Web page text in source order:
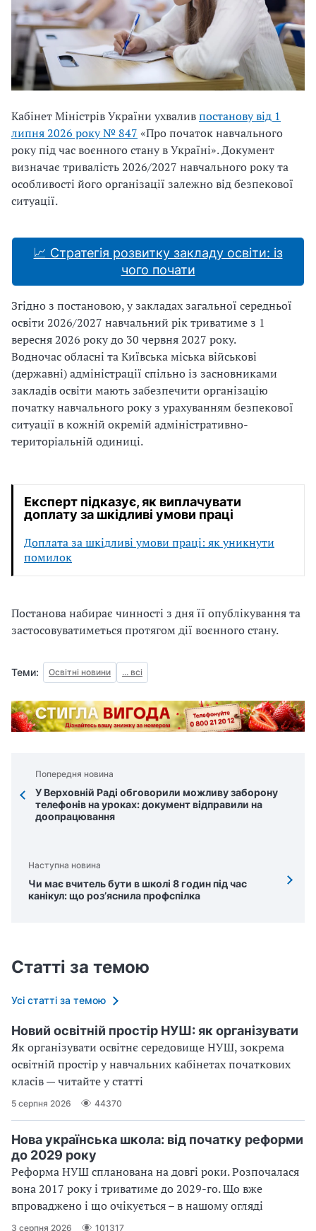
Кабінет Міністрів України ухваливпостанову від 1
липня 2026 року № 847 «Про початок навчального
року під час воєнного стану в Україні». Документ
визначає тривалість 2026/2027 навчального року та
особливості його організації залежно від безпекової
ситуації.
📈 Стратегія розвитку закладу освіти: із
чого почати
Згідно з постановою, у закладах загальної середньої
освіти 2026/2027 навчальний рік триватимез 1
вересня 2026 року до 30 червня 2027 року.
Водночас обласні та Київська міська військові
(державні) адміністрації спільно із засновниками
закладів освіти мають забезпечити організацію
початку навчального року з урахуванням безпекової
ситуації в кожній окремій адміністративно-
територіальній одиниці.
Експерт підказує, як виплачувати
доплату за шкідливі умови праці
Доплата за шкідливі умови праці: як уникнути
помилок
Постанова набирає чинності з дня її опублікування та
застосовуватиметься протягом дії воєнного стану.
Теми: Освітні новини ... всі
Попередня новина
У Верховній Раді обговорили можливу заборону
телефонів на уроках: документ відправили на
доопрацювання
Наступна новина
Чи має вчитель бути в школі 8 годин під час
канікул: що роз’яснила профспілка
Статті за темою
Усі статті за темою
Новий освітній простір НУШ: як організувати
Як організувати освітнє середовище НУШ, зокрема
освітній простір у навчальних кабінетах початкових
класів — читайте у статті
5 серпня 2026 44370
Нова українська школа: від початку реформи
до 2029 року
Реформа НУШ спланована на довгі роки. Розпочалася
вона 2017 року і триватиме до 2029-го. Що вже
впроваджено і що очікується – в нашому огляді
3 серпня 2026 101317